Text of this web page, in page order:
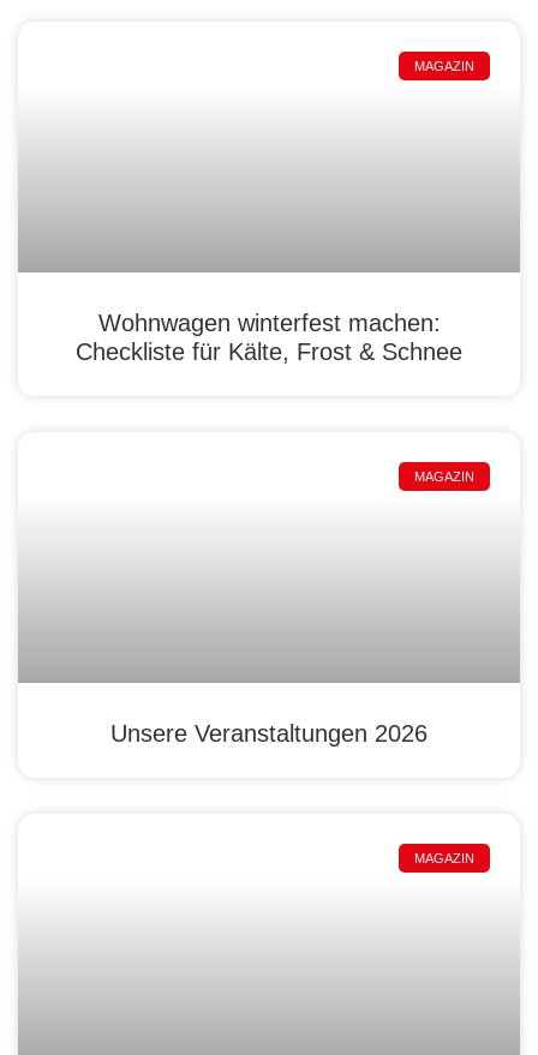
MAGAZIN
Wohnwagen winterfest machen:
Checkliste für Kälte, Frost & Schnee
MAGAZIN
Unsere Veranstaltungen 2026
MAGAZIN